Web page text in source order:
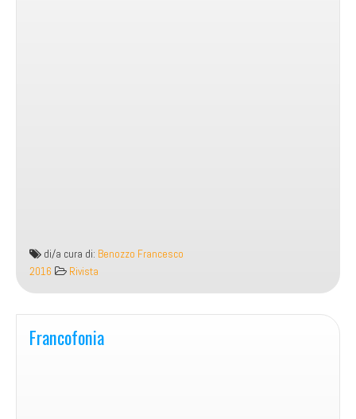
di/a cura di: Benozzo Francesco
2016
Rivista
Francofonia